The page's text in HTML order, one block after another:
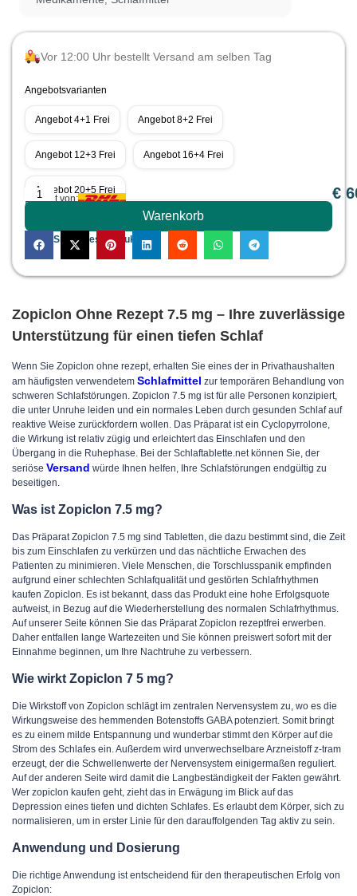
Vor 12:00 Uhr bestellt Versand am selben Tag
Angebotsvarianten
Angebot 4+1 Frei Angebot 8+2 Frei
Angebot 12+3 Frei Angebot 16+4 Frei
Angebot 20+5 Frei
PREIS
€
Erfüllt von:
Warenkorb
Teilen Sie dieses Produkt:
Zopiclon Ohne Rezept 7.5 mg – Ihre zuverlässige
Unterstützung für einen tiefen Schlaf
Wenn Sie Zopiclon ohne rezept, erhalten Sie eines der in Privathaushalten
am häufigsten verwendetem Schlafmittel zur temporären Behandlung von
schweren Schlafstörungen. Zopiclon 7.5 mg ist für alle Personen konzipiert,
die unter Unruhe leiden und ein normales Leben durch gesunden Schlaf auf
reaktive Weise zurückfordern wollen. Das Präparat ist ein Cyclopyrrolone,
die Wirkung ist relativ zügig und erleichtert das Einschlafen und den
Übergang in die Ruhephase. Bei der Schlaftablette.net können Sie, der
seriöse Versand würde Ihnen helfen, Ihre Schlafstörungen endgültig zu
beseitigen.
Was ist Zopiclon 7.5 mg?
Das Präparat Zopiclon 7.5 mg sind Tabletten, die dazu bestimmt sind, die Zeit
bis zum Einschlafen zu verkürzen und das nächtliche Erwachen des
Patienten zu minimieren. Viele Menschen, die Torschlusspanik empfinden
aufgrund einer schlechten Schlafqualität und gestörten Schlafrhythmen
kaufen Zopiclon. Es ist bekannt, dass das Produkt eine hohe Erfolgsquote
aufweist, in Bezug auf die Wiederherstellung des normalen Schlafrhythmus.
Auf unserer Seite können Sie das Präparat Zopiclon rezeptfrei erwerben.
Daher entfallen lange Wartezeiten und Sie können preiswert sofort mit der
Einnahme beginnen, um Ihre Nachtruhe zu verbessern.
Wie wirkt Zopiclon 7 5 mg?
Die Wirkstoff von Zopiclon schlägt im zentralen Nervensystem zu, wo es die
Wirkungsweise des hemmenden Botenstoffs GABA potenziert. Somit bringt
es zu einem milde Entspannung und wunderbar stimmt den Körper auf die
Strom des Schlafes ein. Außerdem wird unverwechselbare Arzneistoff z-tram
erzeugt, der die Schwellenwerte der Nervensystem einigermaßen reguliert.
Auf der anderen Seite wird damit die Langbeständigkeit der Fakten gewährt.
Wer zopiclon kaufen geht, zieht das in Erwägung im Blick auf das
Depression eines tiefen und dichten Schlafes. Es erlaubt dem Körper, sich zu
normalisieren, um in erster Linie für den darauffolgenden Tag aktiv zu sein.
Anwendung und Dosierung
Die richtige Anwendung ist entscheidend für den therapeutischen Erfolg von
Zopiclon: